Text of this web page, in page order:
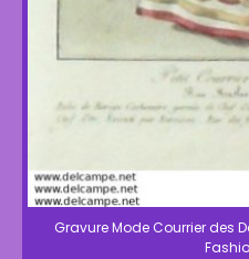
Gravure Mode Courrier des